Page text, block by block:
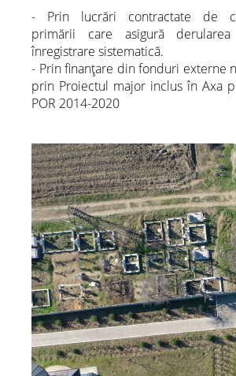
- Prin lucrări contractate de
primării care asigură
înregistrare sistematică.
- Prin finanțare din fonduri externe
prin Proiectul major inclus în Axa
POR 2014-2020